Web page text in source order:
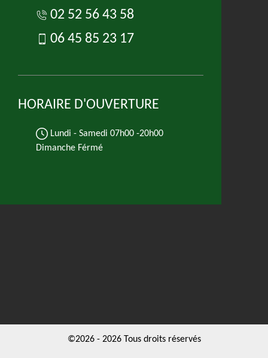
02 52 56 43 58
06 45 85 23 17
HORAIRE D'OUVERTURE
Lundi - Samedi 07h00 -20h00
Dimanche Férmé
©2026 - 2026 Tous droits réservés